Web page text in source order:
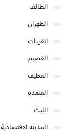
الطائف
الظهران
القريات
القصيم
القطيف
القنفذه
الليث
المدينة الاقتصادية